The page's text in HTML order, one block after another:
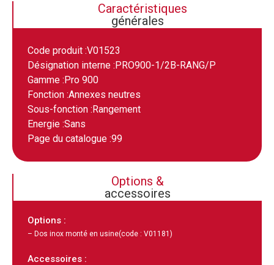
Caractéristiques
générales
Code produit :V01523
Désignation interne :PRO900-1/2B-RANG/P
Gamme :Pro 900
Fonction :Annexes neutres
Sous-fonction :Rangement
Energie :Sans
Page du catalogue :99
Options &
accessoires
Options :
– Dos inox monté en usine(code : V01181)
Accessoires :